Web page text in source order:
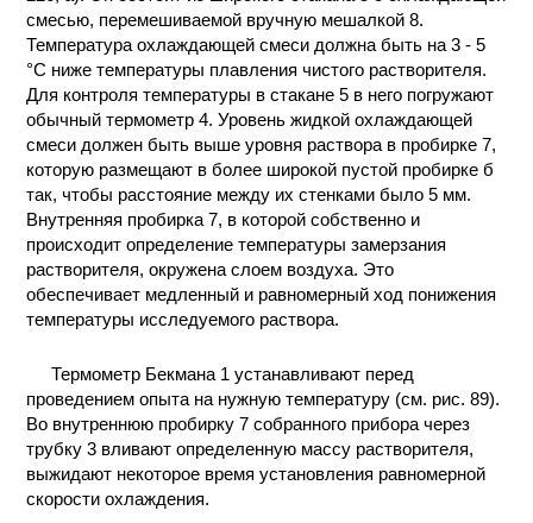
смесью, перемешиваемой вручную мешалкой 8.
Температура охлаждающей смеси должна быть на 3 - 5
°С ниже температуры плавления чистого растворителя.
Для контроля температуры в стакане 5 в него погружают
обычный термометр 4. Уровень жидкой охлаждающей
смеси должен быть выше уровня раствора в пробирке 7,
которую размещают в более широкой пустой пробирке б
так, чтобы расстояние между их стенками было 5 мм.
Внутренняя пробирка 7, в которой собственно и
происходит определение температуры замерзания
растворителя, окружена слоем воздуха. Это
обеспечивает медленный и равномерный ход понижения
температуры исследуемого раствора.
Термометр Бекмана 1 устанавливают перед
проведением опыта на нужную температуру (см. рис. 89).
Во внутреннюю пробирку 7 собранного прибора через
трубку 3 вливают определенную массу растворителя,
выжидают некоторое время установления равномерной
скорости охлаждения.